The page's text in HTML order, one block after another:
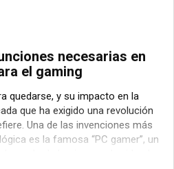
necesarias en
el gaming
quedarse, y su impacto en la
que ha exigido una revolución
Una de las invenciones más
es la famosa “PC gamer”, un